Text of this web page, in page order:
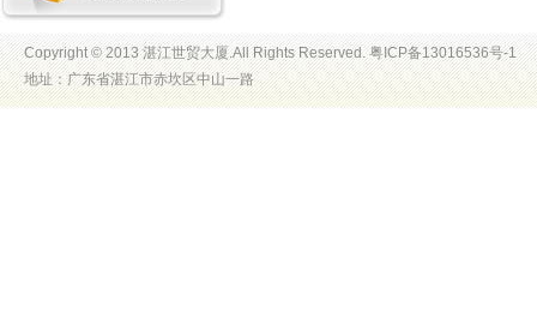
Copyright © 2013 湛江世贸大厦.All Rights Reserved. 粤ICP备13016536号-1
地址：广东省湛江市赤坎区中山一路